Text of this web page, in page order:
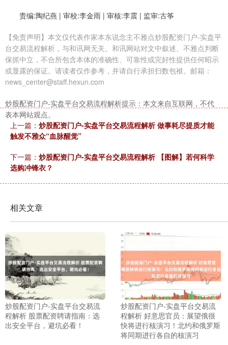
责编:陶纪燕 | 审校:李金雨 | 审核:李震 | 监审:古筝
【免责声明】本文仅代表作家本东说念主不雅点炒股配资门户-实盘平
台交易流程解析，与和讯网无关。和讯网站对文中叙述、不雅点判断
保抓中立，不合所包含本体的准确性、可靠性或完好性提供任何昭示
或显露的保证。请读者仅作参考，并请自行承担扫数包袱。邮箱：
news_center@staff.hexun.com
炒股配资门户-实盘平台交易流程解析提示：本文来自互联网，不代
表本网站观点。
上一篇： 炒股配资门户-实盘平台交易流程解析 做事耗尽提质才能
触发不雅众“血脉醒觉”
下一篇： 炒股配资门户-实盘平台交易流程解析 【图解】若何科学
选购冲锋衣？
相关文章
炒股配资门户-实盘平台交易流
程解析 股票配资聘请指南：选
出安全平台，避坑必看！
炒股配资门户-实盘平台交易流
程解析 好意思官员：展望俄很
快将进行核演习！北约和俄罗斯
将同期进行各自的核演习